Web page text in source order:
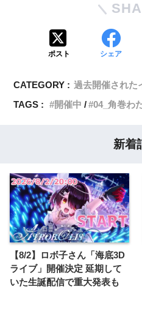
ポスト シェア
CATEGORY : 過去開催された
TAGS :
開催中 04_角巻わ
新着
【8/2】ロボ子さん「海底3D
ライブ」開催決定 延期して
いた生誕配信で重大発表も